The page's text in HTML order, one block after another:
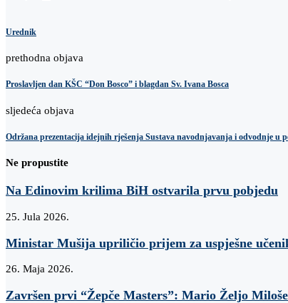
Urednik
prethodna objava
Proslavljen dan KŠC “Don Bosco” i blagdan Sv. Ivana Bosca
sljedeća objava
Održana prezentacija idejnih rješenja Sustava navodnjavanja i odvodnje u
Ne propustite
Na Edinovim krilima BiH ostvarila prvu pobjedu
25. Jula 2026.
Ministar Mušija upriličio prijem za uspješne
26. Maja 2026.
Završen prvi “Žepče Masters”: Mario Željo